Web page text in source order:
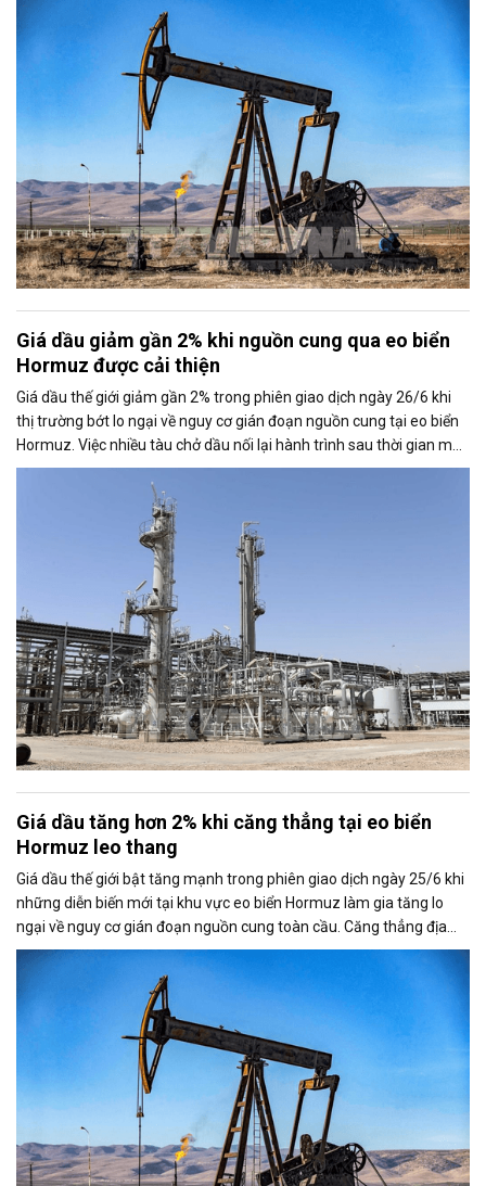
phần nào hạn chế đà tăng của thị trường.
Giá dầu giảm gần 2% khi nguồn cung qua eo biển
Hormuz được cải thiện
Giá dầu thế giới giảm gần 2% trong phiên giao dịch ngày 26/6 khi
thị trường bớt lo ngại về nguy cơ gián đoạn nguồn cung tại eo biển
Hormuz. Việc nhiều tàu chở dầu nối lại hành trình sau thời gian mắc
kẹt đã tạo áp lực lên giá, bất chấp những rủi ro địa chính trị tại khu
vực vẫn chưa hoàn toàn chấm dứt.
Giá dầu tăng hơn 2% khi căng thẳng tại eo biển
Hormuz leo thang
Giá dầu thế giới bật tăng mạnh trong phiên giao dịch ngày 25/6 khi
những diễn biến mới tại khu vực eo biển Hormuz làm gia tăng lo
ngại về nguy cơ gián đoạn nguồn cung toàn cầu. Căng thẳng địa
chính trị cũng khiến thị trường đặt dấu hỏi về khả năng duy trì thỏa
thuận ngừng bắn giữa Mỹ và Iran.